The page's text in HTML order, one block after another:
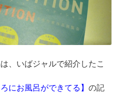
、いばジャルで紹介したこ
にお風呂ができてる】の記